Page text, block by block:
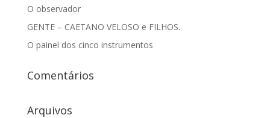
O observador
GENTE – CAETANO VELOSO e FILHOS.
O painel dos cinco instrumentos
Comentários
Arquivos